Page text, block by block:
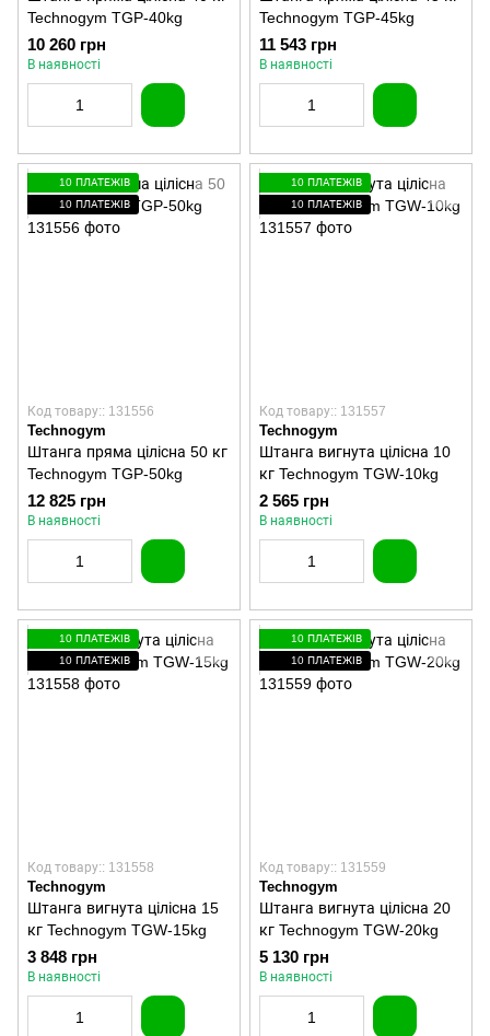
Technogym TGP-40kg
10 260 грн
В наявності
Technogym TGP-45kg
11 543 грн
В наявності
10 ПЛАТЕЖІВ
10 ПЛАТЕЖІВ
Код товару:: 131556
Technogym
Штанга пряма цілісна 50 кг
Technogym TGP-50kg
12 825 грн
В наявності
10 ПЛАТЕЖІВ
10 ПЛАТЕЖІВ
Код товару:: 131557
Technogym
Штанга вигнута цілісна 10
кг Technogym TGW-10kg
2 565 грн
В наявності
10 ПЛАТЕЖІВ
10 ПЛАТЕЖІВ
Код товару:: 131558
Technogym
Штанга вигнута цілісна 15
кг Technogym TGW-15kg
3 848 грн
В наявності
10 ПЛАТЕЖІВ
10 ПЛАТЕЖІВ
Код товару:: 131559
Technogym
Штанга вигнута цілісна 20
кг Technogym TGW-20kg
5 130 грн
В наявності